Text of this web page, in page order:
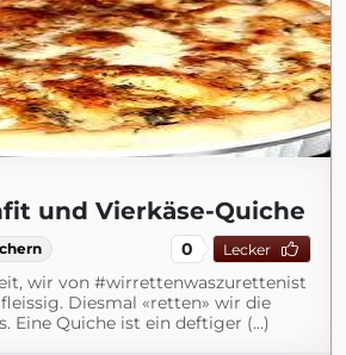
und Vierkäse-Quiche
0 Lecker
wir von #wirrettenwaszurettenist
Diesmal «retten» wir die
Eine Quiche ist ein deftiger (...)